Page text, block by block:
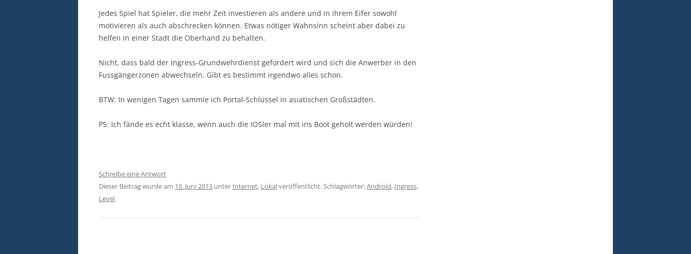
Jedes Spiel hat Spieler, die mehr Zeit investieren als andere und in ihrem Eifer sowohl
motivieren als auch abschrecken können. Etwas nötiger Wahnsinn scheint aber dabei zu
helfen in einer Stadt die Oberhand zu behalten.
Nicht, dass bald der Ingress-Grundwehrdienst gefordert wird und sich die Anwerber in den
Fussgängerzonen abwechseln. Gibt es bestimmt irgendwo alles schon.
BTW: In wenigen Tagen sammle ich Portal-Schlüssel in asiatischen Großstädten.
PS: Ich fände es echt klasse, wenn auch die IOSler mal mit ins Boot geholt werden würden!
Schreibe eine Antwort
Dieser Beitrag wurde am 10. Juni 2013 unter Internet, Lokalveröffentlicht. Schlagwörter:Android, Ingress,
Level.